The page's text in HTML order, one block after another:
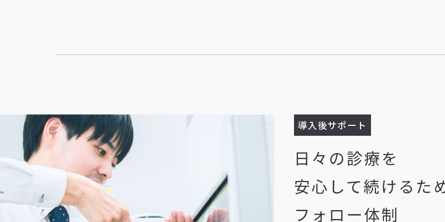
導入後サポート
日々の診療を
安心して続けるた
フォロー体制